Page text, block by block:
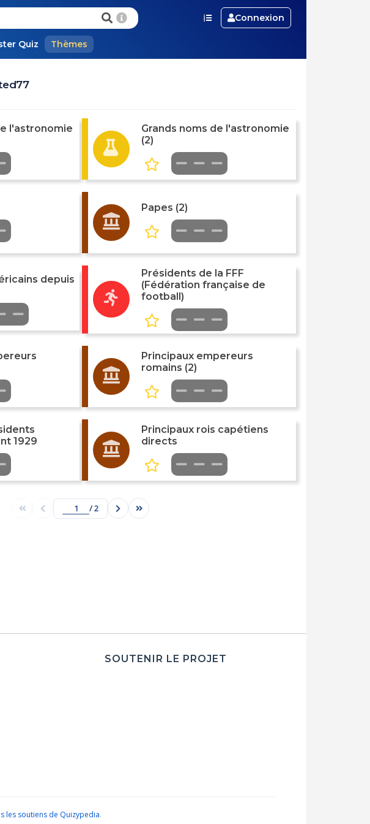
Connexion
Quiz Thèmes
l'astronomie
Grands noms de l'astronomie
(2)
Papes (2)
depuis
Présidents de la FFF
(Fédération française de
football)
Principaux empereurs
romains (2)
1929
Principaux rois capétiens
directs
/ 2
SOUTENIR LE PROJET
les soutiens de Quizypedia.